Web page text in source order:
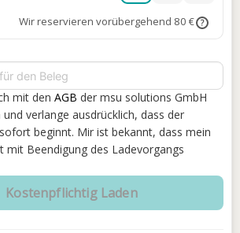
Wir reservieren vorübergehend 80 € ?
mit den AGB der msu solutions GmbH
und verlange ausdrücklich, dass der
beginnt. Mir ist bekannt, dass mein
mit Beendigung des Ladevorgangs
Kostenpflichtig Laden